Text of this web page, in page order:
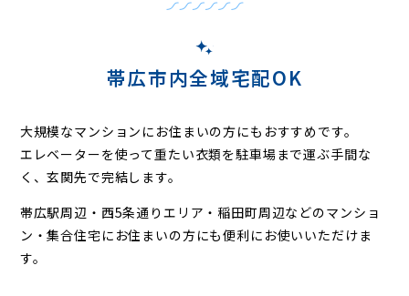
帯広市内全域宅配OK
大規模なマンションにお住まいの方にもおすすめです。
エレベーターを使って重たい衣類を駐車場まで運ぶ手間な
く、玄関先で完結します。
帯広駅周辺・西5条通りエリア・稲田町周辺などのマンショ
ン・集合住宅にお住まいの方にも便利にお使いいただけま
す。